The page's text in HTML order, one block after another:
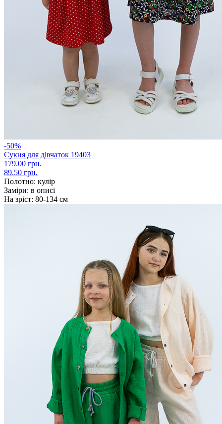
-50%
Сукня для дівчаток 19403
179.00 грн.
89.50 грн.
Полотно: кулір
Заміри: в описі
На зріст: 80-134 см